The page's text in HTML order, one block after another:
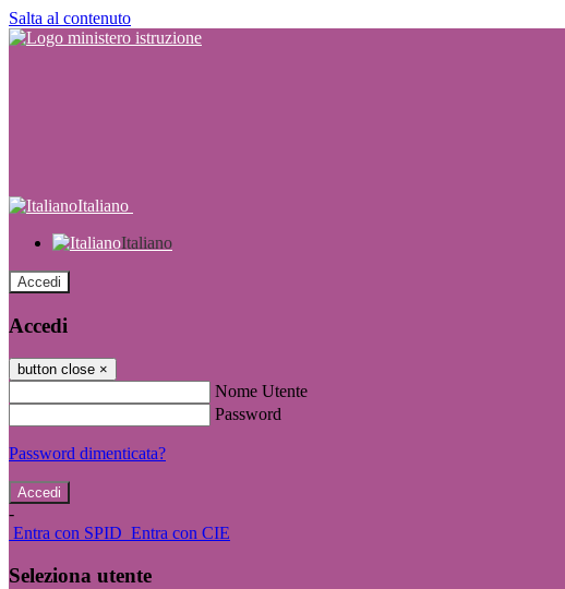
Salta al contenuto
Italiano
Italiano
Accedi
Accedi
button close ×
Nome Utente
Password
Password dimenticata?
-
Entra con SPID Entra con CIE
Seleziona utente